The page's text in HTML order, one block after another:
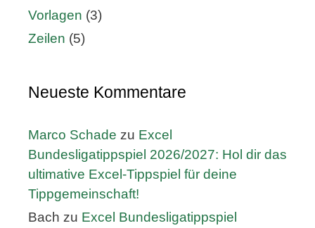
Vorlagen (3)
Zeilen (5)
Neueste Kommentare
Marco Schade zu Excel
Bundesligatippspiel 2026/2027: Hol dir das
ultimative Excel-Tippspiel für deine
Tippgemeinschaft!
Bach zu Excel Bundesligatippspiel